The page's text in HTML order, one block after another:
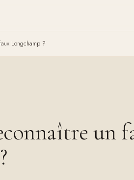
Longchamp ?
un